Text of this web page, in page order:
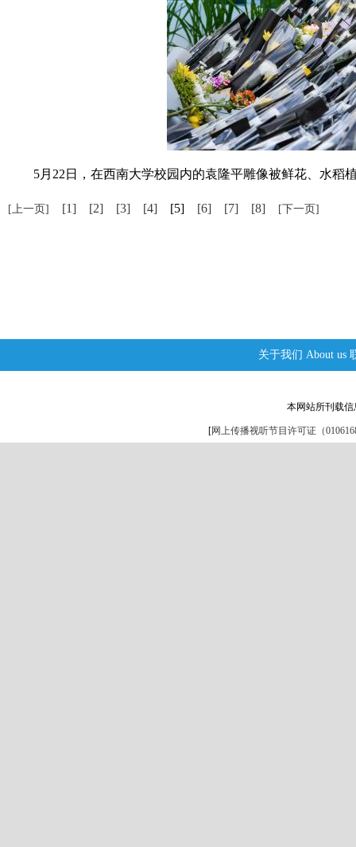
5月22日，在西南大学校园内的袁隆平雕像被鲜花、水稻
[上一页] [1] [2] [3] [4] [5] [6] [7] [8] [下一页]
关于我们 About us
本网站所刊载
[网上传播视听节目许可证（